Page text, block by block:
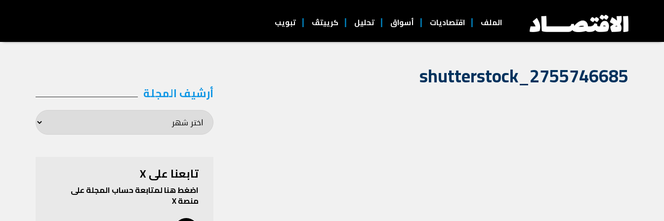
الملف اقتصاديات أسواق تحليل كرييتڤ تبويب
shutterstock_2755746685
أرشيف المجلة
المجلة
تابعنا على X
اضغط هنا لمتابعة حساب المجلة على
منصة X